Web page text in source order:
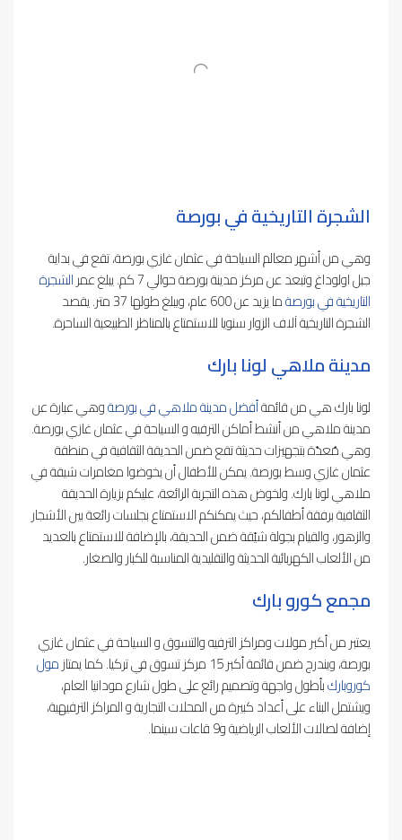
الشجرة التاريخية في بورصة
وهي من أشهر معالم السياحة في عثمان غازي بورصة، تقع في بداية
جبل اولوداغ وتبعد عن مركز مدينة بورصة حوالي 7 كم. يبلغ عمر
الشجرة
التاريخية في بورصة
ما يزيد عن 600 عام، ويبلغ طولها 37 متر. يقصد
الشجرة التاريخية آلاف الزوار سنويا للاستمتاع بالمناظر الطبيعية الساحرة.
مدينة ملاهي لونا بارك
لونا بارك هي من قائمةأفضل مدينة ملاهي في بورصةوهي عبارة عن
مدينة ملاهي من أنشط أماكن الترفيه و السياحة في عثمان غازي بورصة.
وهي مُعدّة بتجهيزات حديثة تقع ضمن الحديقة الثقافية في منطقة
عثمان غازي وسط بورصة. يمكن للأطفال أن يخوضوا مغامرات شيقة في
ملاهي لونا بارك. ولخوض هذه التجربة الرائعة، عليكم بزيارة الحديقة
الثقافية برفقة أطفالكم، حيث يمكنكم الاستمتاع بجلسات رائعة بين الأشجار
والزهور، والقيام بجولة شيّقة ضمن الحديقة، بالإضافة للاستمتاع بالعديد
من الألعاب الكهربائية الحديثة والتقليدية المناسبة للكبار والصغار.
مجمع كورو بارك
يعتبر من أكبر مولات ومراكز الترفيه والتسوق و السياحة في عثمان غازي
بورصة، ويندرج ضمن قائمة أكبر 15 مركز تسوق في تركيا. كما يمتاز
مول
كوروباركبأطول واجهة وتصميم رائع على طول شارع مودانيا العام،
ويشتمل البناء على أعداد كبيرة من المحلات التجارية و المراكز الترفيهية،
إضافة لصالات الألعاب الرياضية و9 قاعات سينما.